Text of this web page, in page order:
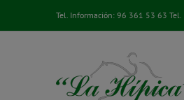
contenido
Tel. Información:96 361 53 63 Tel.